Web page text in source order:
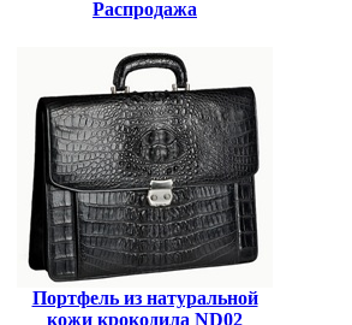
Распродажа
Портфель из натуральной
кожи крокодила ND02